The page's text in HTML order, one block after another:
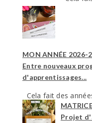
MON ANNÉE 2026-
Entre nouveaux
d'apprentissages...
Cela fait des
Projet